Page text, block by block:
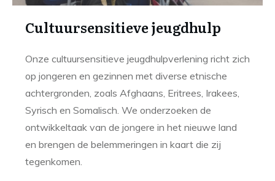
Cultuursensitieve jeugdhulp
Onze cultuursensitieve jeugdhulpverlening richt zich
op jongeren en gezinnen met diverse etnische
achtergronden, zoals Afghaans, Eritrees, Irakees,
Syrisch en Somalisch. We onderzoeken de
ontwikkeltaak van de jongere in het nieuwe land
en brengen de belemmeringen in kaart die zij
tegenkomen.